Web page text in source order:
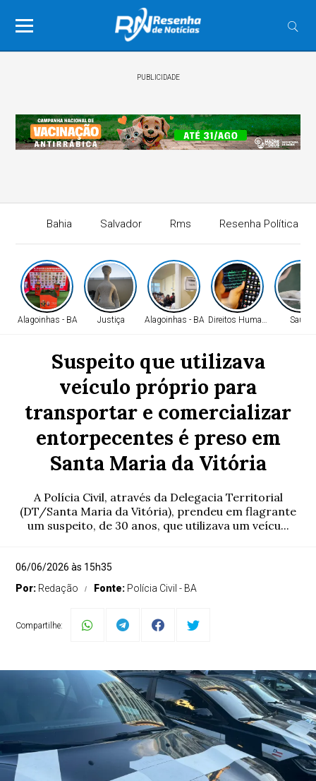
PUBLICIDADE
Bahia Salvador Rms Resenha Política
Alagoinhas - BA Justiça Alagoinhas - BA Direitos Humanos Saúde
Suspeito que utilizava
veículo próprio para
transportar e comercializar
entorpecentes é preso em
Santa Maria da Vitória
A Polícia Civil, através da Delegacia Territorial
(DT/Santa Maria da Vitória), prendeu em flagrante
um suspeito, de 30 anos, que utilizava um veícu...
06/06/2026 às 15h35
Por: Redação Fonte: Polícia Civil - BA
Compartilhe: